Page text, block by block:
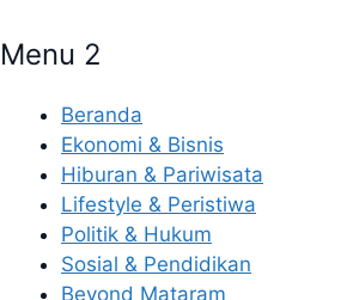
Menu 2
Beranda
Ekonomi & Bisnis
Hiburan & Pariwisata
Lifestyle & Peristiwa
Politik & Hukum
Sosial & Pendidikan
Beyond Mataram